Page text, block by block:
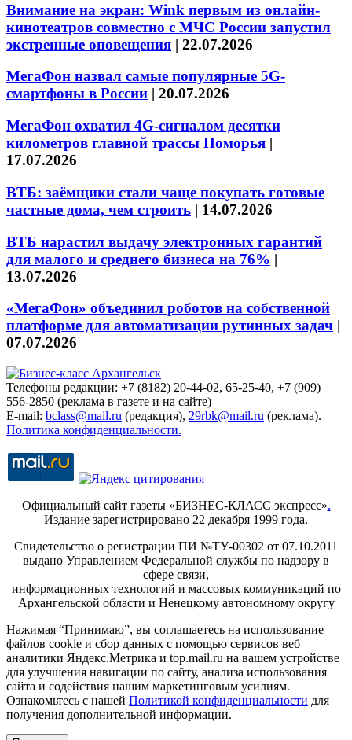
Внимание на экран: Wink первым из онлайн-
кинотеатров совместно с МЧС России запустил
экстренные оповещения | 22.07.2026
МегаФон назвал самые популярные 5G-
смартфоны в России | 20.07.2026
МегаФон охватил 4G-сигналом десятки
километров главной трассы Поморья |
17.07.2026
ВТБ: заёмщики стали чаще покупать готовые
частные дома, чем строить | 14.07.2026
ВТБ нарастил выдачу электронных гарантий
для малого и среднего бизнеса на 76% |
13.07.2026
«МегаФон» объединил роботов на собственной
платформе для автоматизации рутинных задач |
07.07.2026
Телефоны редакции: +7 (8182) 20-44-02, 65-25-40, +7 (909)
556-2850 (реклама в газете и на сайте)
E-mail: bclass@mail.ru (редакция), 29rbk@mail.ru (реклама).
Политика конфиденциальности.
Официальный сайт газеты «БИЗНЕС-КЛАСС экспресс».
Издание зарегистрировано 22 декабря 1999 года.
Свидетельство о регистрации ПИ №ТУ-00302 от 07.10.2011
выдано Управлением Федеральной службы по надзору в
сфере связи,
информационных технологий и массовых коммуникаций по
Архангельской области и Ненецкому автономному округу
Нажимая “Принимаю”, вы соглашаетесь на использование
файлов cookie и сбор данных с помощью сервисов веб
аналитики Яндекс.Метрика и top.mail.ru на вашем устройстве
для улучшения навигации по сайту, анализа использования
сайта и содействия нашим маркетинговым усилиям.
Ознакомьтесь с нашей Политикой конфиденциальности для
получения дополнительной информации.